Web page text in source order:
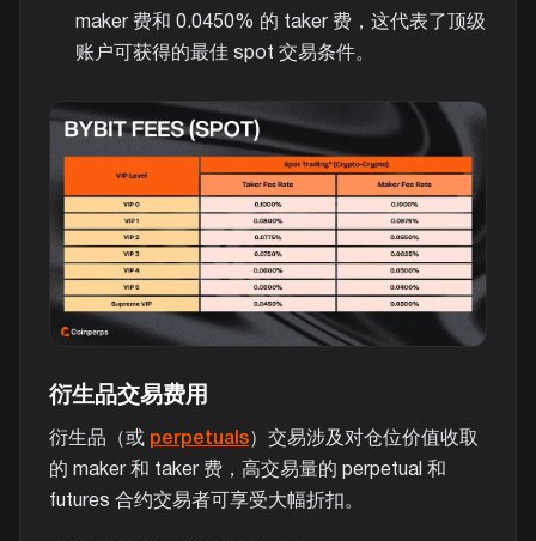
maker 费和 0.0450% 的 taker 费，这代表了顶级
账户可获得的最佳 spot 交易条件。
衍生品交易费用
衍生品（或 perpetuals ）交易涉及对仓位价值收取
的 maker 和 taker 费，高交易量的 perpetual 和
futures 合约交易者可享受大幅折扣。